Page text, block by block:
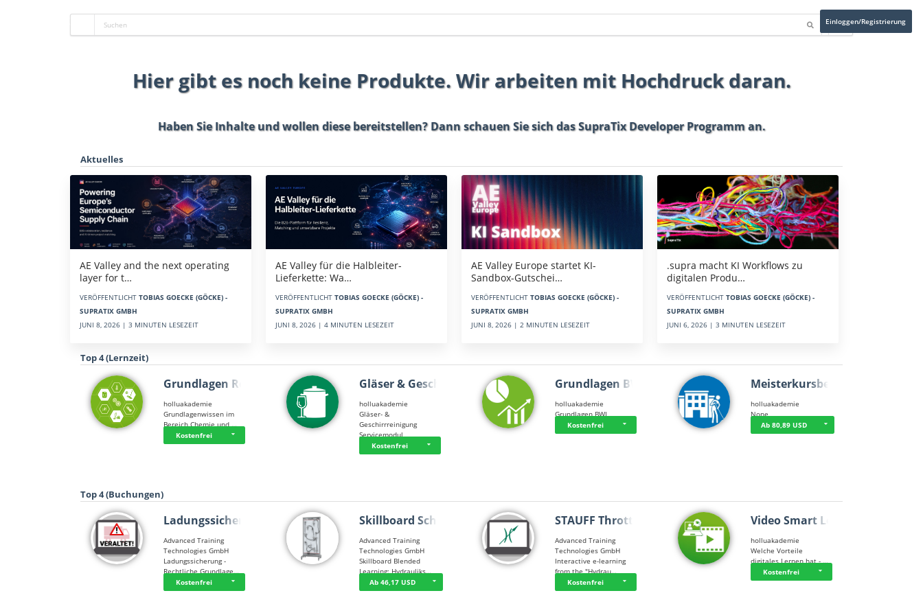
Einloggen/Registrierung
Hier gibt es noch keine Produkte. Wir arbeiten mit Hochdruck daran.
Haben Sie Inhalte und wollen diese bereitstellen? Dann schauen Sie sich dasSupraTix Developer Programman.
Aktuelles
AE Valley and the next operating
layer for t…
VERÖFFENTLICHT TOBIAS GOECKE (GÖCKE) -
SUPRATIX GMBH
JUNI 8, 2026 | 3 MINUTEN LESEZEIT
AE Valley für die Halbleiter-
Lieferkette: Wa…
VERÖFFENTLICHT TOBIAS GOECKE (GÖCKE) -
SUPRATIX GMBH
JUNI 8, 2026 | 4 MINUTEN LESEZEIT
AE Valley Europe startet KI-
Sandbox-Gutschei…
VERÖFFENTLICHT TOBIAS GOECKE (GÖCKE) -
SUPRATIX GMBH
JUNI 8, 2026 | 2 MINUTEN LESEZEIT
.supra macht KI Workflows zu
digitalen Produ…
VERÖFFENTLICHT TOBIAS GOECKE (GÖCKE) -
SUPRATIX GMBH
JUNI 6, 2026 | 3 MINUTEN LESEZEIT
Top 4 (Lernzeit)
Grundlagen Rein…
holluakademie
Grundlagenwissen im
Bereich Chemie und …
Kostenfrei
Gläser & Geschi…
holluakademie
Gläser- &
Geschirrreinigung
Servicemodul
Kostenfrei
Grundlagen BWL
holluakademie
Grundlagen BWL
Kostenfrei
Meisterkursbegl…
holluakademie
None
Ab 80,89 USD
Top 4 (Buchungen)
Ladungssicherung
Advanced Training
Technologies GmbH
Ladungssicherung -
Rechtliche Grundlage…
Kostenfrei
Skillboard Schl…
Advanced Training
Technologies GmbH
Skillboard Blended
Learning: Hydrauliks…
Ab 46,17 USD
STAUFF Throttle…
Advanced Training
Technologies GmbH
Interactive e-learning
from the "Hydrau…
Kostenfrei
Video Smart Lea…
holluakademie
Welche Vorteile
digitales Lernen hat - …
Kostenfrei